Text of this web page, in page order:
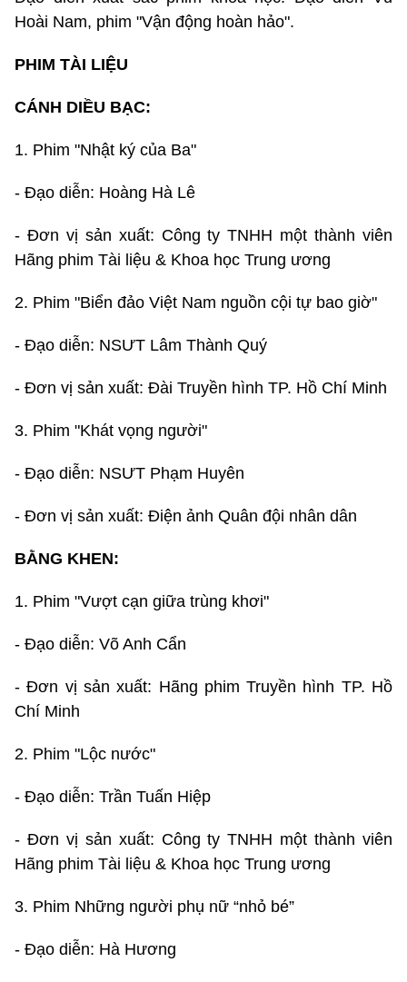
Hoài Nam, phim "Vận động hoàn hảo".
PHIM TÀI LIỆU
CÁNH DIỀU BẠC:
1. Phim "Nhật ký của Ba"
- Đạo diễn: Hoàng Hà Lê
- Đơn vị sản xuất: Công ty TNHH một thành viên
Hãng phim Tài liệu & Khoa học Trung ương
2. Phim "Biển đảo Việt Nam nguồn cội tự bao giờ"
- Đạo diễn: NSƯT Lâm Thành Quý
- Đơn vị sản xuất: Đài Truyền hình TP. Hồ Chí Minh
3. Phim "Khát vọng người"
- Đạo diễn: NSƯT Phạm Huyên
- Đơn vị sản xuất: Điện ảnh Quân đội nhân dân
BẰNG KHEN:
1. Phim "Vượt cạn giữa trùng khơi"
- Đạo diễn: Võ Anh Cẩn
- Đơn vị sản xuất: Hãng phim Truyền hình TP. Hồ
Chí Minh
2. Phim "Lộc nước"
- Đạo diễn: Trần Tuấn Hiệp
- Đơn vị sản xuất: Công ty TNHH một thành viên
Hãng phim Tài liệu & Khoa học Trung ương
3. Phim Những người phụ nữ “nhỏ bé”
- Đạo diễn: Hà Hương